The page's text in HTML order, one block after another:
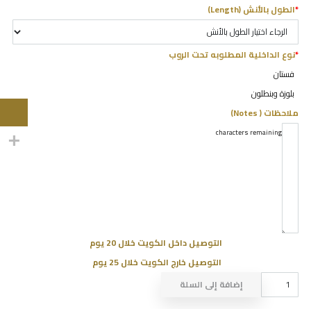
*الطول بالأنش (Length)
*نوع الداخلية المطلوبه تحت الروب
فستان
بلوزة وبنطلون
ملاحظات ( Notes)
characters remaining
التوصيل داخل الكويت خلال 20 يوم
التوصيل خارج الكويت خلال 25 يوم
كمية
ROBE
إضافة إلى السلة